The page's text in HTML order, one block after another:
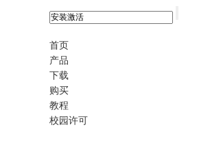
首页
产品
下载
购买
教程
校园许可